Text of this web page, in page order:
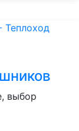
выбор